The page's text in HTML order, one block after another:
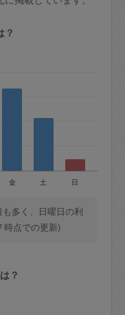
9時開始の場
＝依頼金額の
セル＝依頼
場合、毎週定
1回までキャ
さい：初めて
？
金 土 日
多く、日曜日の利
時点での更新)
？